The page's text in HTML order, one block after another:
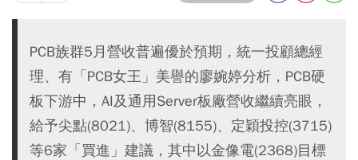
PCB族群5月營收普遍優於預期，統一投顧總經
理、有「PCB女王」美譽的廖婉婷分析，PCB硬
板下游中，AI及通用Server板廠營收繼續亮眼，
給予尖點(8021)、博智(8155)、定穎投控(3715)
等6家「買進」建議，其中以金像電(2368)目標